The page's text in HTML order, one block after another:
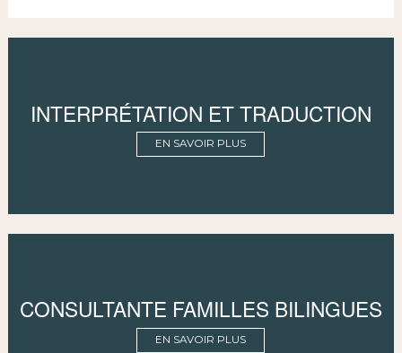
INTERPRÉTATION ET TRADUCTION
EN SAVOIR PLUS
CONSULTANTE FAMILLES BILINGUES
EN SAVOIR PLUS